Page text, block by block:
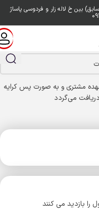
بین خ لاله زار و فردوسی پاساژ
مشتری و به صورت پس کرایه
می‌گردد
را بازدید می کنند